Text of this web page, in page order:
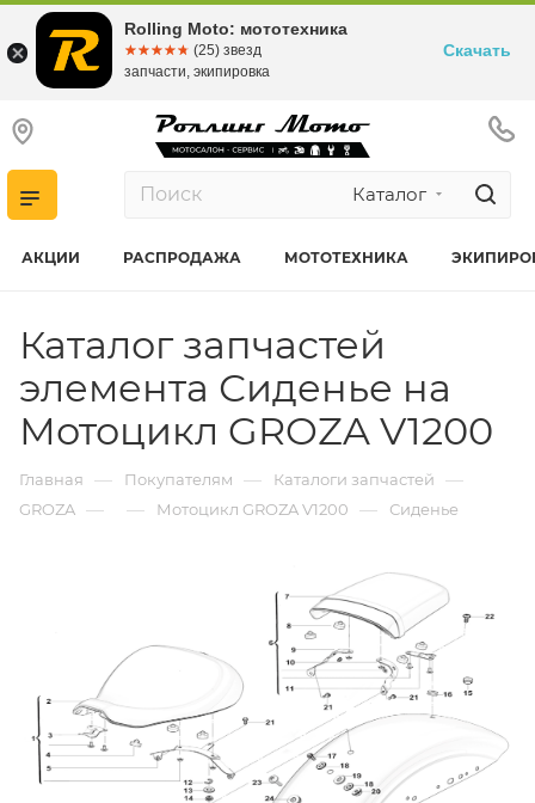
Каталог
АКЦИИ РАСПРОДАЖА МОТОТЕХНИКА
Каталог запчастей
элемента Сиденье на
Мотоцикл GROZA V1200
Главная — Покупателям — Каталоги запчастей —
GROZA — — Мотоцикл GROZA V1200 — Сиденье
Rolling Moto: мототехника
☆☆☆☆☆
★★★★★ (25) звезд
запчасти, экипировка
Скачать